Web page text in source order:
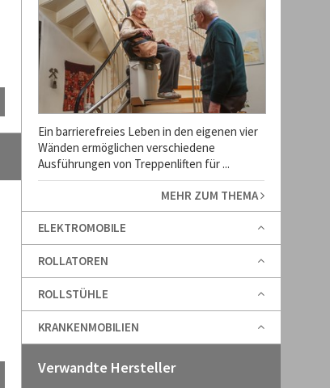
Ein barrierefreies Leben in den eigenen vier
Wänden ermöglichen verschiedene
Ausführungen von Treppenliften für ...
MEHR ZUM THEMA
ELEKTROMOBILE
ROLLATOREN
ROLLSTÜHLE
KRANKENMOBILIEN
Verwandte Hersteller